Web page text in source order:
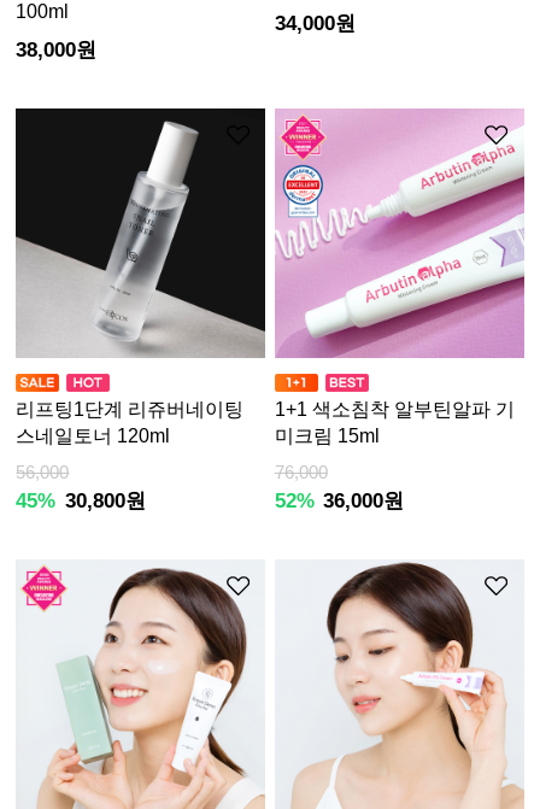
100ml
38,000원
34,000원
리프팅1단계 리쥬버네이팅
스네일토너 120ml
56,000
45% 30,800원
1+1 색소침착 알부틴알파 기
미크림 15ml
76,000
52% 36,000원